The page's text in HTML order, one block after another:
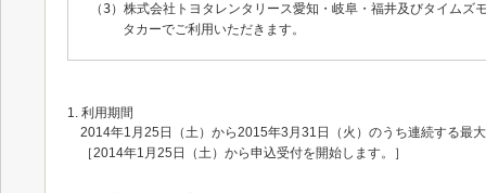
（3） 株式会社トヨタレンタリース愛知・岐阜・福井及びタイムズ
タカーでご利用いただきます。
1. 利用期間
2014年1月25日（土）から2015年3月31日（火）のうち連続する最
［2014年1月25日（土）から申込受付を開始します。］